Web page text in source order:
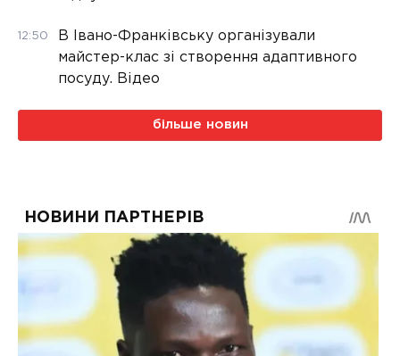
12:50
В Івано-Франківську організували
майстер-клас зі створення адаптивного
посуду. Відео
більше новин